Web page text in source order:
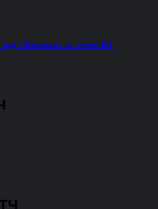
«Челметом» со счётом 6:1